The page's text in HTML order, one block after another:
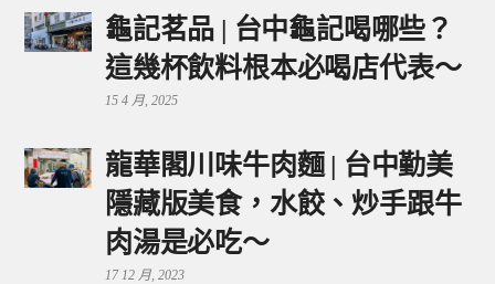
龜記茗品 | 台中龜記喝哪些？
這幾杯飲料根本必喝店代表～
15 4 月, 2025
龍華閣川味牛肉麵 | 台中勤美
隱藏版美食，水餃、炒手跟牛
肉湯是必吃～
17 12 月, 2023